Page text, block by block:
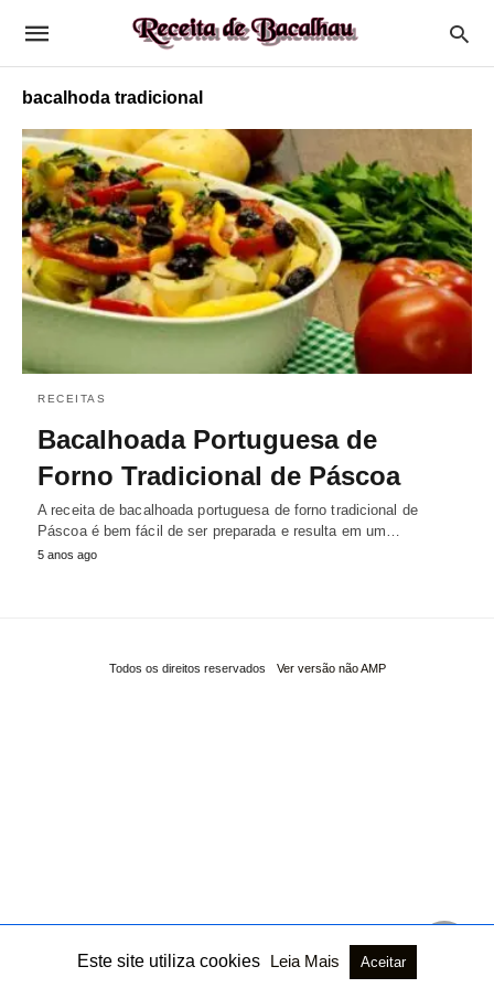
bacalhoda tradicional
RECEITAS
Bacalhoada Portuguesa de
Forno Tradicional de Páscoa
A receita de bacalhoada portuguesa de forno tradicional de
Páscoa é bem fácil de ser preparada e resulta em um…
5 anos ago
Todos os direitos reservados Ver versão não AMP
Este site utiliza cookies Leia Mais Aceitar